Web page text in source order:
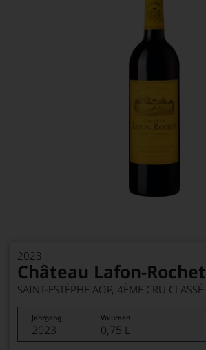
2023
Château Lafon-Rochet
SAINT-ESTÈPHE AOP, 4ÈME CRU CLASSÉ
Jahrgang Volumen
2023 0,75 L